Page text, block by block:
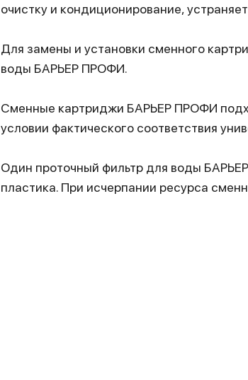
очистку и кондиционирование,
Для замены и установки сменного
воды БАРЬЕР ПРОФИ.
Сменные картриджи БАРЬЕР ПРОФИ
условии фактического соответствия
Один проточный фильтр для воды
пластика. При исчерпании ресурса